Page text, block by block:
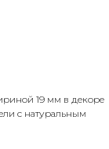
19 мм в декоре
с натуральным